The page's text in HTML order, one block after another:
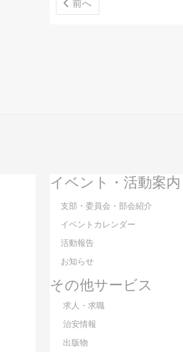
前へ
イベント・活動案内
支部・委員会・部会紹介
イベントカレンダー
活動報告
お知らせ
その他サービス
求人・求職
治安情報
出版物